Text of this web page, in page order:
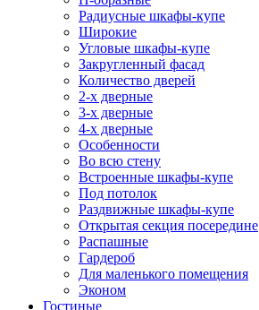
Радиусные шкафы-купе
Широкие
Угловые шкафы-купе
Закругленный фасад
Количество дверей
2-х дверные
3-х дверные
4-х дверные
Особенности
Во всю стену
Встроенные шкафы-купе
Под потолок
Раздвижные шкафы-купе
Открытая секция посередине
Распашные
Гардероб
Для маленького помещения
Эконом
Гостиные